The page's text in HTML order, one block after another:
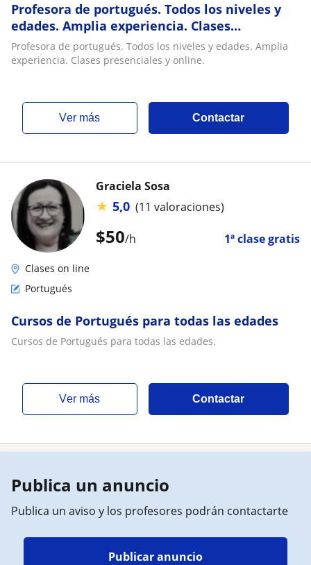
Profesora de portugués. Todos los niveles y
edades. Amplia experiencia. Clases
presenciales y online
Profesora de portugués. Todos los niveles y edades. Amplia
experiencia. Clases presenciales y online.
ver más Contactar
$50/h 1ª clase gratis
Graciela Sosa
★ 5,0 (11 valoraciones)
Clases on line
Portugués
Cursos de Portugués para todas las edades
Cursos de Portugués para todas las edades.
ver más Contactar
Publica un anuncio
Publica un aviso y los profesores podrán contactarte
Publicar anuncio